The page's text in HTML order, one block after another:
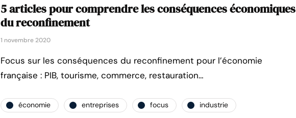
5 articles pour comprendre les conséquences économiques
du reconfinement
1 novembre 2020
Focus sur les conséquences du reconfinement pour l’économie
française : PIB, tourisme, commerce, restauration…
économie entreprises focus industrie